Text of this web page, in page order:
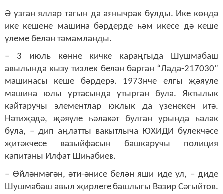
Ә узган яллар тагын да аянычрак булды. Ике көндә
ике кешене машина бәрдерде һәм икесе дә кеше
үлеме белән тәмамланды.
– 3 июль көнне кичке караңгыда Шушмабаш
авылында кызу тизлек белән барган “Лада-217030”
машинасы кеше бәрдерә. 1973нче елгы җәяүле
машина юлы уртасында утырган була. Яктылык
кайтаручы элементлар юклык да үзенекен итә.
Нәтиҗәдә, җәяүле һәлакәт булган урында һәлак
була, – дип аңлатты вакытлыча ЮХИДИ бүлекчәсе
җитәкчесе вазыйфасын башкаручы полиция
капитаны Илфат Шиһабиев.
– Өйләнмәгән, әти-әнисе белән яши иде ул, – диде
Шушмабаш авыл җирлеге башлыгы Вәзир Сәгыйтов.